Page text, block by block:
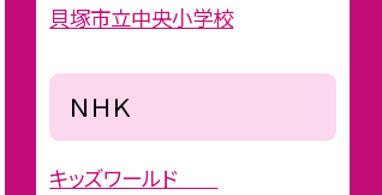
貝塚市立中央小学校
ＮＨＫ
キッズワールド